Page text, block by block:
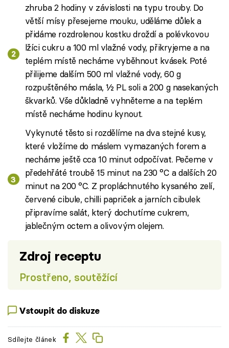
zhruba 2 hodiny v závislosti na typu trouby. Do
větší mísy přesejeme mouku, uděláme důlek a
přidáme rozdrolenou kostku droždí a polévkovou
lžíci cukru a 100 ml vlažné vody, přikryjeme a na
teplém místě necháme vyběhnout kvásek. Poté
přilijeme dalším 500 ml vlažné vody, 60 g
rozpuštěného másla, ½ PL soli a 200 g nasekaných
škvarků. Vše důkladně vyhněteme a na teplém
místě necháme hodinu kynout.
Vykynuté těsto si rozdělíme na dva stejné kusy,
které vložíme do máslem vymazaných forem a
necháme ještě cca 10 minut odpočívat. Pečeme v
předehřáté troubě 15 minut na 230 °C a dalších 20
minut na 200 °C. Z propláchnutého kysaného zelí,
červené cibule, chilli papriček a jarních cibulek
připravíme salát, který dochutíme cukrem,
jablečným octem a olivovým olejem.
Zdroj receptu
Prostřeno, soutěžící
Vstoupit do diskuze
Sdílejte článek